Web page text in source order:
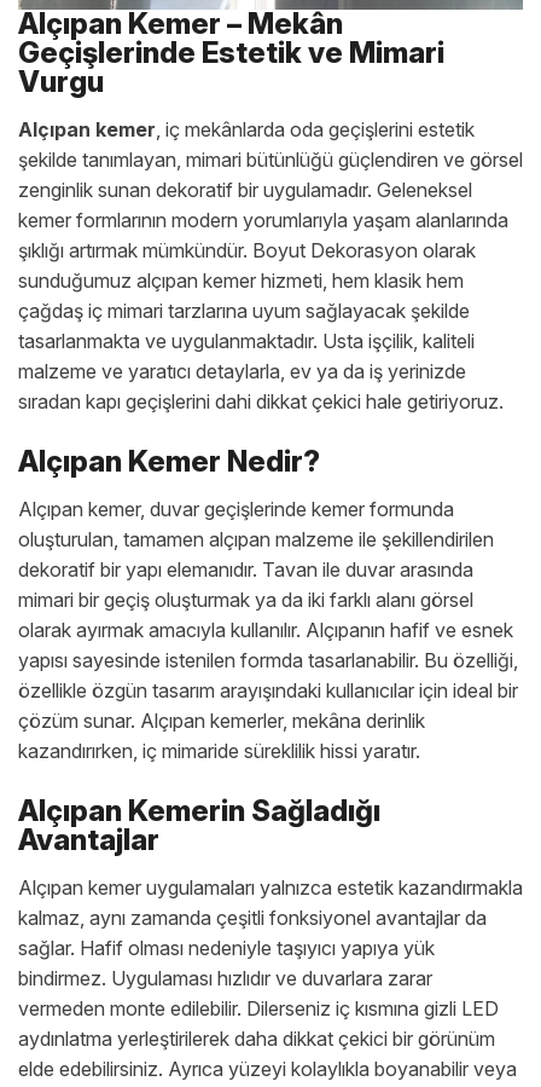
Alçıpan Kemer – Mekân
Geçişlerinde Estetik ve Mimari
Vurgu
Alçıpan kemer, iç mekânlarda oda geçişlerini estetik
şekilde tanımlayan, mimari bütünlüğü güçlendiren ve görsel
zenginlik sunan dekoratif bir uygulamadır. Geleneksel
kemer formlarının modern yorumlarıyla yaşam alanlarında
şıklığı artırmak mümkündür. Boyut Dekorasyon olarak
sunduğumuz alçıpan kemer hizmeti, hem klasik hem
çağdaş iç mimari tarzlarına uyum sağlayacak şekilde
tasarlanmakta ve uygulanmaktadır. Usta işçilik, kaliteli
malzeme ve yaratıcı detaylarla, ev ya da iş yerinizde
sıradan kapı geçişlerini dahi dikkat çekici hale getiriyoruz.
Alçıpan Kemer Nedir?
Alçıpan kemer, duvar geçişlerinde kemer formunda
oluşturulan, tamamen alçıpan malzeme ile şekillendirilen
dekoratif bir yapı elemanıdır. Tavan ile duvar arasında
mimari bir geçiş oluşturmak ya da iki farklı alanı görsel
olarak ayırmak amacıyla kullanılır. Alçıpanın hafif ve esnek
yapısı sayesinde istenilen formda tasarlanabilir. Bu özelliği,
özellikle özgün tasarım arayışındaki kullanıcılar için ideal bir
çözüm sunar. Alçıpan kemerler, mekâna derinlik
kazandırırken, iç mimaride süreklilik hissi yaratır.
Alçıpan Kemerin Sağladığı
Avantajlar
Alçıpan kemer uygulamaları yalnızca estetik kazandırmakla
kalmaz, aynı zamanda çeşitli fonksiyonel avantajlar da
sağlar. Hafif olması nedeniyle taşıyıcı yapıya yük
bindirmez. Uygulaması hızlıdır ve duvarlara zarar
vermeden monte edilebilir. Dilerseniz iç kısmına gizli LED
aydınlatma yerleştirilerek daha dikkat çekici bir görünüm
elde edebilirsiniz. Ayrıca yüzeyi kolaylıkla boyanabilir veya